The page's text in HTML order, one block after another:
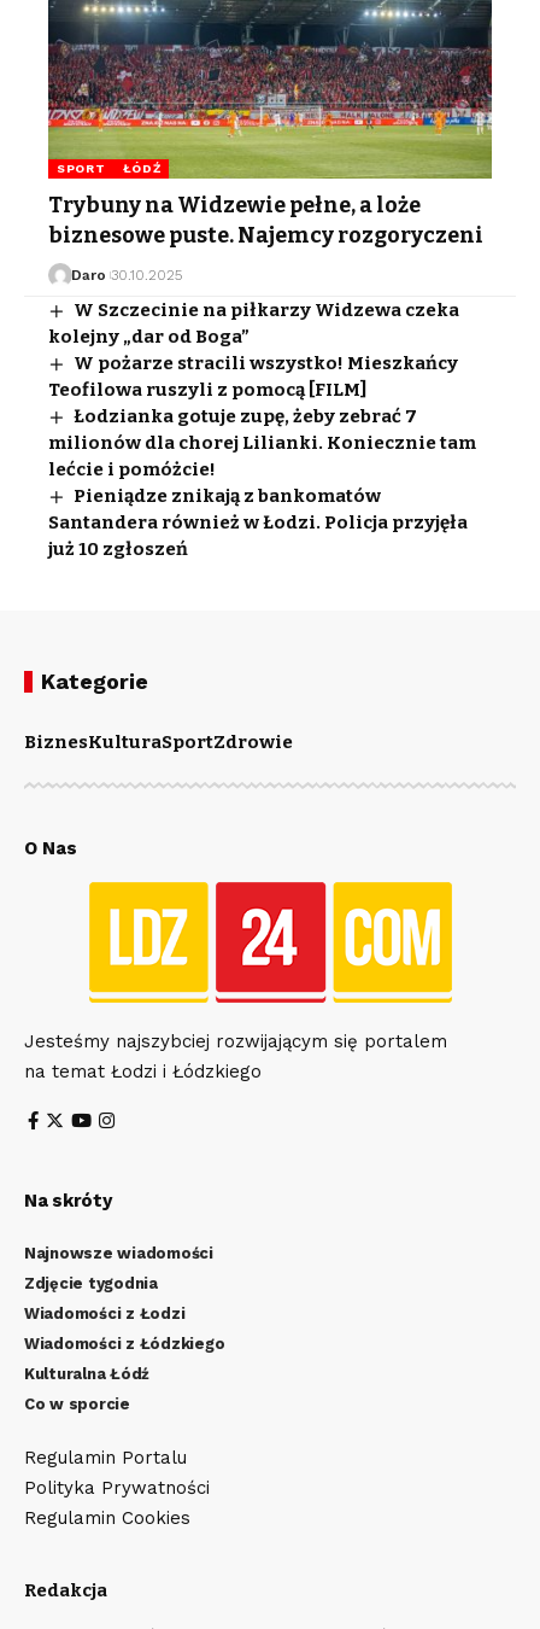
SPORT ŁÓDŹ
Trybuny na Widzewie pełne, a loże
biznesowe puste. Najemcy rozgoryczeni
Daro 30.10.2025
W Szczecinie na piłkarzy Widzewa czeka
kolejny „dar od Boga”
W pożarze stracili wszystko! Mieszkańcy
Teofilowa ruszyli z pomocą [FILM]
Łodzianka gotuje zupę, żeby zebrać 7
milionów dla chorej Lilianki. Koniecznie tam
lećcie i pomóżcie!
Pieniądze znikają z bankomatów
Santandera również w Łodzi. Policja przyjęła
już 10 zgłoszeń
Kategorie
BiznesKulturaSportZdrowie
O Nas
Jesteśmy najszybciej rozwijającym się portalem
na temat Łodzi i Łódzkiego
Na skróty
Najnowsze wiadomości
Zdjęcie tygodnia
Wiadomości z Łodzi
Wiadomości z Łódzkiego
Kulturalna Łódź
Co w sporcie
Regulamin Portalu
Polityka Prywatności
Regulamin Cookies
Redakcja